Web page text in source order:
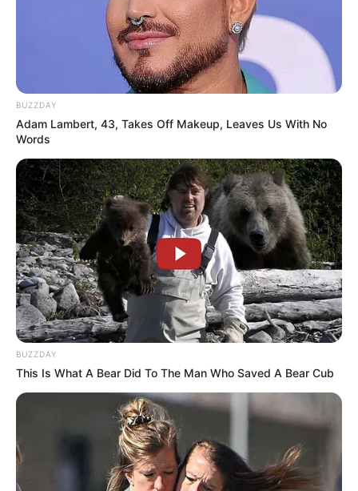
MEDVI
Men, You Don't Need Viagra If You Do This Once A
เว็บไซต์นี้ใช้คุกกี้
เพื่อการนำเสนอเนื้อหาที่ดี รวมถึงการจัดการข้อมูลส่วนบุคคล เพื่อให้คุณได้รับ
ประสบการณ์ที่ดีบนบริการของเว็บไซต์เรา หากคุณใช้บริการเว็บไซต์นี้ต่อไปโดย
ไม่มีการปรับตั้งค่าใดๆนั้น แสดงว่าคุณยอมรับนโยบายคุกกี้และนโยบายส่วน
เรียนรู้เพิ่มเติม
BUZZDAY
Adam Lambert, 43, Takes Off Makeup, Leaves Us With No
Words
BUZZDAY
This Is What A Bear Did To The Man Who Saved A Bear Cub